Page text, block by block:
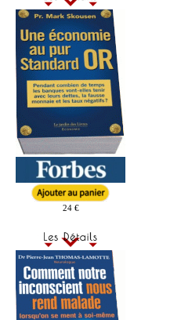
24 €